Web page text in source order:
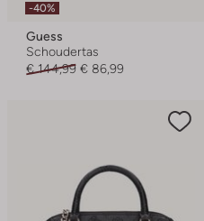
-40%
Guess
Schoudertas
€ 144,99 € 86,99